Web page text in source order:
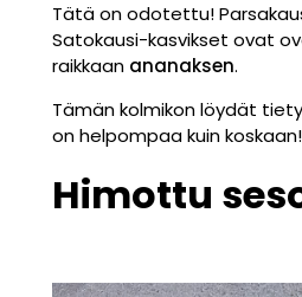
Tätä on odotettu!
Satokausi-kasvikset ovat
raikkaan ananaksen.
Tämän kolmikon löydät
on helpompaa kuin koskaan!
Himottu